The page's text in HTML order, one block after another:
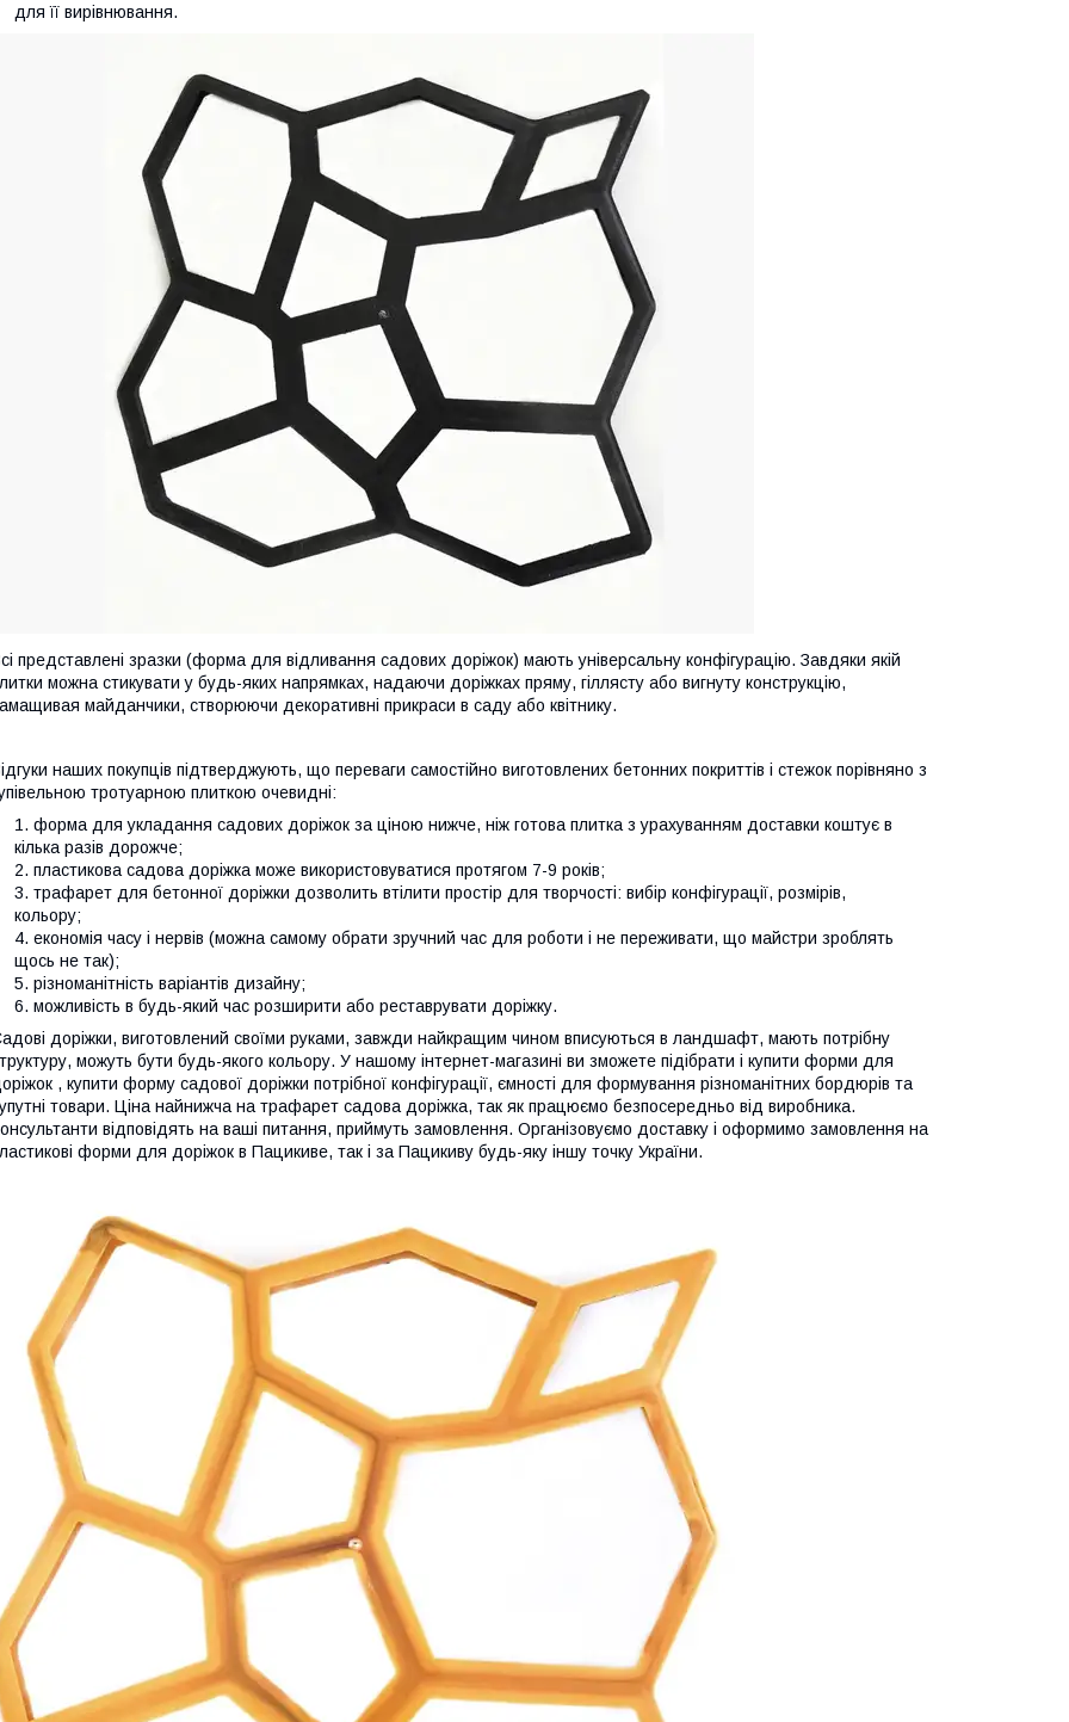
для її вирівнювання.
представлені зразки (форма для відливання садових доріжок) мають універсальну конфігурацію. Завдяки якій
можна стикувати у будь-яких напрямках, надаючи доріжках пряму, гіллясту або вигнуту конструкцію,
майданчики, створюючи декоративні прикраси в саду або квітнику.
наших покупців підтверджують, що переваги самостійно виготовлених бетонних покриттів і стежок порівняно з
тротуарною плиткою очевидні:
форма для укладання садових доріжок за ціною нижче, ніж готова плитка з урахуванням доставки коштує в
кілька разів дорожче;
пластикова садова доріжка може використовуватися протягом 7-9 років;
трафарет для бетонної доріжки дозволить втілити простір для творчості: вибір конфігурації, розмірів,
кольору;
економія часу і нервів (можна самому обрати зручний час для роботи і не переживати, що майстри зроблять
щось не так);
різноманітність варіантів дизайну;
можливість в будь-який час розширити або реставрувати доріжку.
доріжки, виготовлений своїми руками, завжди найкращим чином вписуються в ландшафт, мають потрібну
можуть бути будь-якого кольору. У нашому інтернет-магазині ви зможете підібрати і купити форми для
, купити форму садової доріжки потрібної конфігурації, ємності для формування різноманітних бордюрів та
товари. Ціна найнижча на трафарет садова доріжка, так як працюємо безпосередньо від виробника.
відповідять на ваші питання, приймуть замовлення. Організовуємо доставку і оформимо замовлення на
форми для доріжок в Пацикиве, так і за Пацикиву будь-яку іншу точку України.